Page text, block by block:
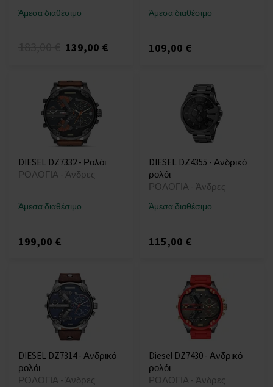
Άμεσα διαθέσιμο
139,00 €
Άμεσα διαθέσιμο
109,00 €
DIESEL DZ7332 - Ρολόι
ΡΟΛΟΓΙΑ - Άνδρες
Άμεσα διαθέσιμο
199,00 €
DIESEL DZ4355 - Ανδρικό
ρολόι
ΡΟΛΟΓΙΑ - Άνδρες
Άμεσα διαθέσιμο
115,00 €
DIESEL DZ7314 - Ανδρικό
ρολόι
ΡΟΛΟΓΙΑ - Άνδρες
Diesel DZ7430 - Ανδρικό
ρολόι
ΡΟΛΟΓΙΑ - Άνδρες